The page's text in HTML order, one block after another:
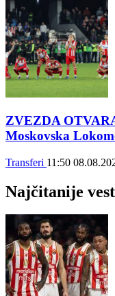
ZVEZDA
Moskovska
Transferi 11:50
Najčitanije